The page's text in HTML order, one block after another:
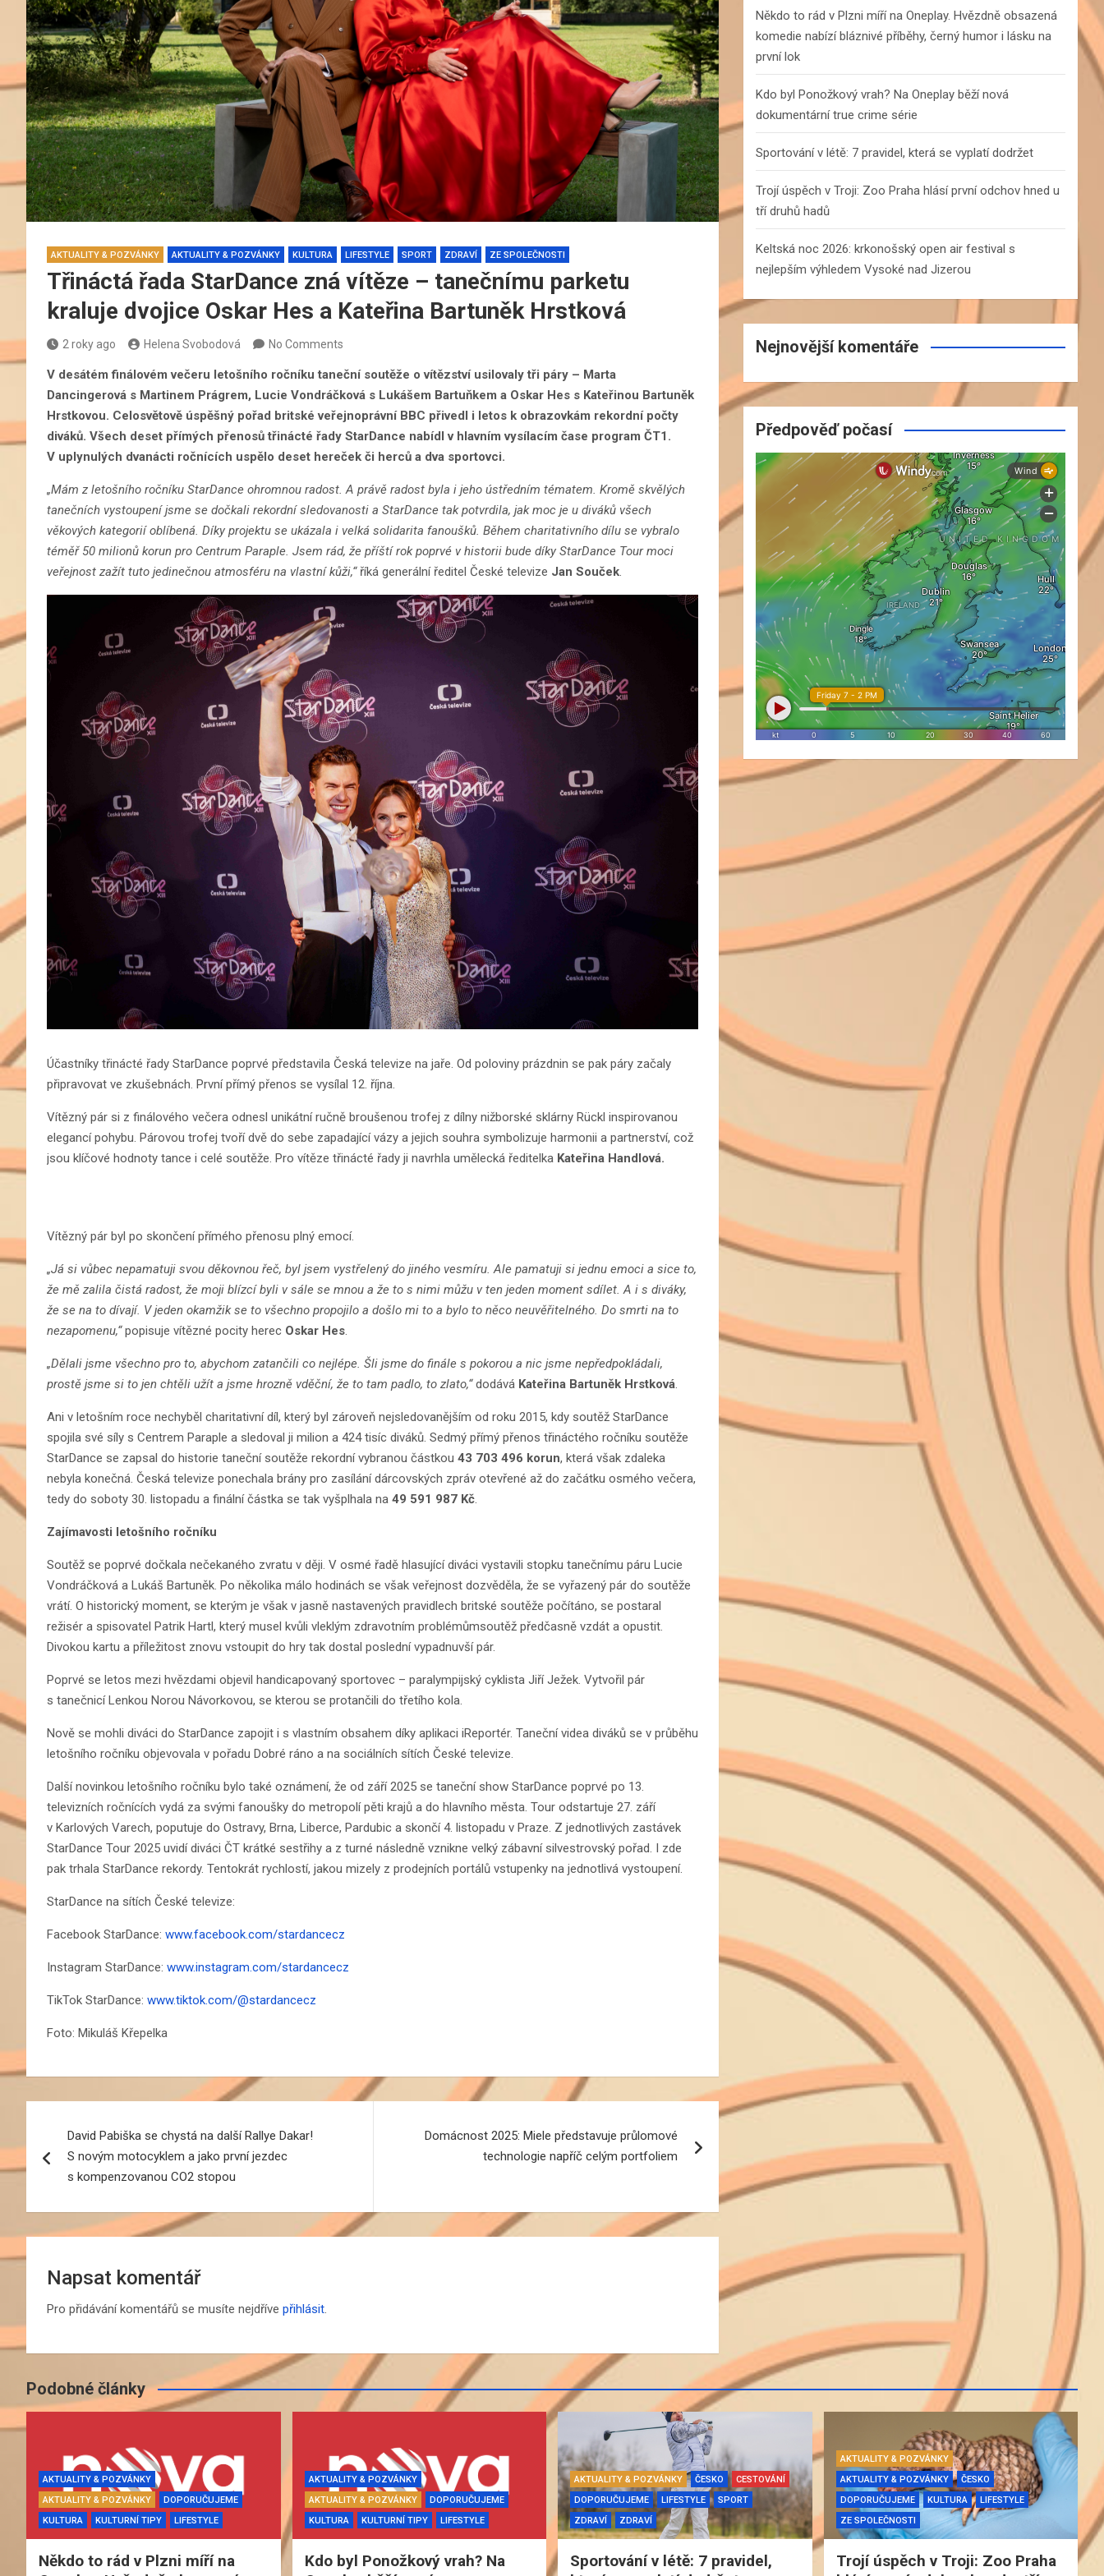
AKTUALITY & POZVÁNKY AKTUALITY & POZVÁNKY KULTURA LIFESTYLE SPORT ZDRAVÍ ZE SPOLEČNOSTI
Třináctá řada StarDance zná vítěze – tanečnímu parketu
kraluje dvojice Oskar Hes a Kateřina Bartuněk Hrstková
2 roky ago Helena Svobodová No Comments
V desátém finálovém večeru letošního ročníku taneční soutěže o vítězství usilovaly tři páry – Marta
Dancingerová s Martinem Prágrem, Lucie Vondráčková s Lukášem Bartuňkem a Oskar Hes s Kateřinou Bartuněk
Hrstkovou. Celosvětově úspěšný pořad britské veřejnoprávní BBC přivedl i letos k obrazovkám rekordní počty
diváků. Všech deset přímých přenosů třinácté řady StarDance nabídl v hlavním vysílacím čase program ČT1.
V uplynulých dvanácti ročnících uspělo deset hereček či herců a dva sportovci.
„Mám z letošního ročníku StarDance ohromnou radost. A právě radost byla i jeho ústředním tématem. Kromě skvělých
tanečních vystoupení jsme se dočkali rekordní sledovanosti a StarDance tak potvrdila, jak moc je u diváků všech
věkových kategorií oblíbená. Díky projektu se ukázala i velká solidarita fanoušků. Během charitativního dílu se vybralo
téměř 50 milionů korun pro Centrum Paraple. Jsem rád, že příští rok poprvé v historii bude díky StarDance Tour moci
veřejnost zažít tuto jedinečnou atmosféru na vlastní kůži,“ říká generální ředitel České televize Jan Souček.
Účastníky třinácté řady StarDance poprvé představila Česká televize na jaře. Od poloviny prázdnin se pak páry začaly
připravovat ve zkušebnách. První přímý přenos se vysílal 12. října.
Vítězný pár si z finálového večera odnesl unikátní ručně broušenou trofej z dílny nižborské sklárny Rückl inspirovanou
elegancí pohybu. Párovou trofej tvoří dvě do sebe zapadající vázy a jejich souhra symbolizuje harmonii a partnerství, což
jsou klíčové hodnoty tance i celé soutěže. Pro vítěze třinácté řady ji navrhla umělecká ředitelka Kateřina Handlová.
Vítězný pár byl po skončení přímého přenosu plný emocí.
„Já si vůbec nepamatuji svou děkovnou řeč, byl jsem vystřelený do jiného vesmíru. Ale pamatuji si jednu emoci a sice to,
že mě zalila čistá radost, že moji blízcí byli v sále se mnou a že to s nimi můžu v ten jeden moment sdílet. A i s diváky,
že se na to dívají. V jeden okamžik se to všechno propojilo a došlo mi to a bylo to něco neuvěřitelného. Do smrti na to
nezapomenu,“popisuje vítězné pocity herec Oskar Hes.
„Dělali jsme všechno pro to, abychom zatančili co nejlépe. Šli jsme do finále s pokorou a nic jsme nepředpokládali,
prostě jsme si to jen chtěli užít a jsme hrozně vděční, že to tam padlo, to zlato,“dodává Kateřina Bartuněk Hrstková.
Ani v letošním roce nechyběl charitativní díl, který byl zároveň nejsledovanějším od roku 2015, kdy soutěž StarDance
spojila své síly s Centrem Paraple a sledoval ji milion a 424 tisíc diváků. Sedmý přímý přenos třináctého ročníku soutěže
StarDance se zapsal do historie taneční soutěže rekordní vybranou částkou 43 703 496 korun, která však zdaleka
nebyla konečná. Česká televize ponechala brány pro zasílání dárcovských zpráv otevřené až do začátku osmého večera,
tedy do soboty 30. listopadu a finální částka se tak vyšplhala na 49 591 987 Kč.
Zajímavosti letošního ročníku
Soutěž se poprvé dočkala nečekaného zvratu v ději. V osmé řadě hlasující diváci vystavili stopku tanečnímu páru Lucie
Vondráčková a Lukáš Bartuněk. Po několika málo hodinách se však veřejnost dozvěděla, že se vyřazený pár do soutěže
vrátí. O historický moment, se kterým je však v jasně nastavených pravidlech britské soutěže počítáno, se postaral
režisér a spisovatel Patrik Hartl, který musel kvůli vleklým zdravotním problémůmsoutěž předčasně vzdát a opustit.
Divokou kartu a příležitost znovu vstoupit do hry tak dostal poslední vypadnuvší pár.
Poprvé se letos mezi hvězdami objevil handicapovaný sportovec – paralympijský cyklista Jiří Ježek. Vytvořil pár
s tanečnicí Lenkou Norou Návorkovou, se kterou se protančili do třetího kola.
Nově se mohli diváci do StarDance zapojit i s vlastním obsahem díky aplikaci iReportér. Taneční videa diváků se v průběhu
letošního ročníku objevovala v pořadu Dobré ráno a na sociálních sítích České televize.
Další novinkou letošního ročníku bylo také oznámení, že od září 2025 se taneční show StarDance poprvé po 13.
televizních ročnících vydá za svými fanoušky do metropolí pěti krajů a do hlavního města. Tour odstartuje 27. září
v Karlových Varech, poputuje do Ostravy, Brna, Liberce, Pardubic a skončí 4. listopadu v Praze. Z jednotlivých zastávek
StarDance Tour 2025 uvidí diváci ČT krátké sestřihy a z turné následně vznikne velký zábavní silvestrovský pořad. I zde
pak trhala StarDance rekordy. Tentokrát rychlostí, jakou mizely z prodejních portálů vstupenky na jednotlivá vystoupení.
StarDance na sítích České televize:
Facebook StarDance: www.facebook.com/stardancecz
Instagram StarDance: www.instagram.com/stardancecz
TikTok StarDance: www.tiktok.com/@stardancecz
Foto: Mikuláš Křepelka
pro
příspěvek
David Pabiška se chystá na další Rallye Dakar!
S novým motocyklem a jako první jezdec
s kompenzovanou CO2 stopou
Domácnost 2025: Miele představuje průlomové
technologie napříč celým portfoliem
Napsat komentář
Pro přidávání komentářů se musíte nejdříve přihlásit.
Někdo to rád v Plzni míří na Oneplay. Hvězdně obsazená
komedie nabízí bláznivé příběhy, černý humor i lásku na
první lok
Kdo byl Ponožkový vrah? Na Oneplay běží nová
dokumentární true crime série
Sportování v létě: 7 pravidel, která se vyplatí dodržet
Trojí úspěch v Troji: Zoo Praha hlásí první odchov hned u
tří druhů hadů
Keltská noc 2026: krkonošský open air festival s
nejlepším výhledem Vysoké nad Jizerou
Nejnovější komentáře
Předpověď počasí
Podobné články
AKTUALITY & POZVÁNKY
AKTUALITY & POZVÁNKY
DOPORUČUJEME
KULTURA
KULTURNÍ TIPY LIFESTYLE
Někdo to rád v Plzni míří na
AKTUALITY & POZVÁNKY
AKTUALITY & POZVÁNKY
DOPORUČUJEME
KULTURA
KULTURNÍ TIPY LIFESTYLE
Kdo byl Ponožkový vrah? Na
AKTUALITY & POZVÁNKY ČESKO
CESTOVÁNÍ
DOPORUČUJEME
LIFESTYLE
SPORT
ZDRAVÍ
ZDRAVÍ
Sportování v létě: 7 pravidel,
AKTUALITY & POZVÁNKY
AKTUALITY & POZVÁNKY
ČESKO
DOPORUČUJEME
KULTURA
LIFESTYLE
ZE SPOLEČNOSTI
Trojí úspěch v Troji: Zoo Praha